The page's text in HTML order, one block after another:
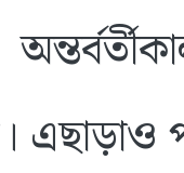
এছাড়াও